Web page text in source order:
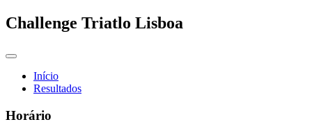
Challenge Triatlo Lisboa
Início
Resultados
Horário